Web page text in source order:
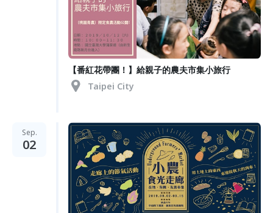
【番紅花帶團！】給親子的農夫市集小旅行
Taipei City
Sep.
02